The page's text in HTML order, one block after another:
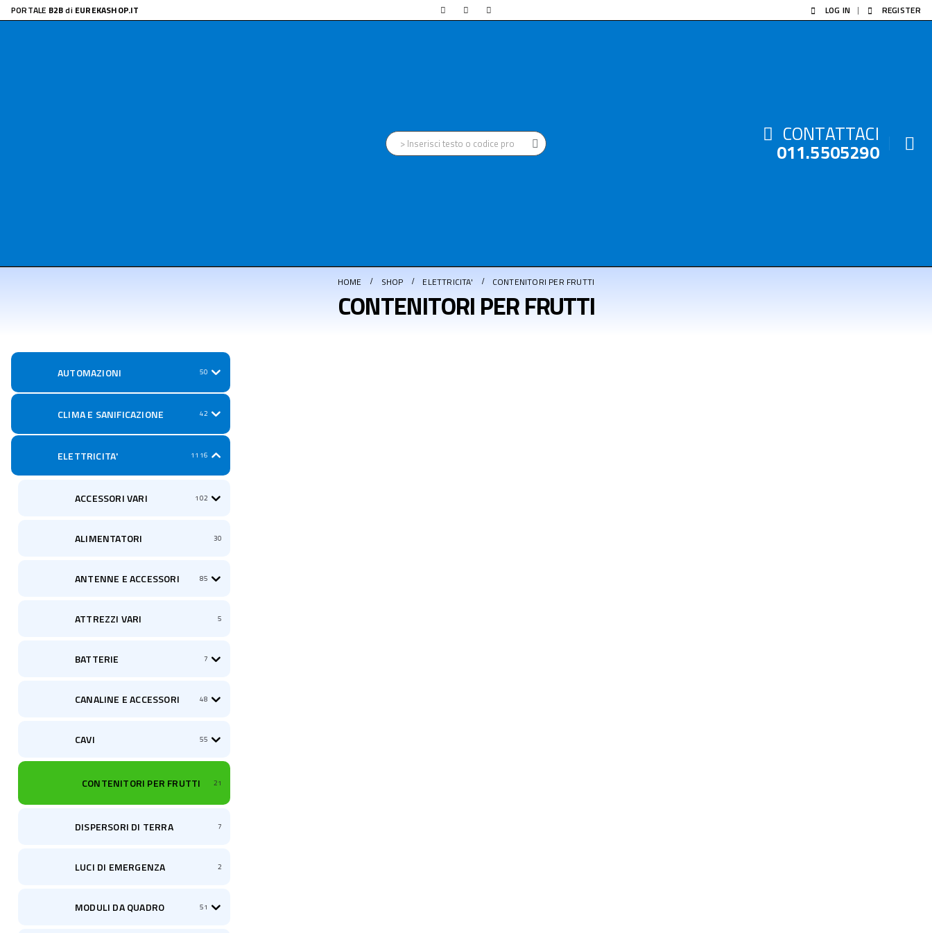
PORTALE B2Bdi EUREKASHOP.IT LOG IN REGISTER
CONTATTACI
011.5505290
HOME SHOP ELETTRICITA' CONTENITORI PER FRUTTI
CONTENITORI PER FRUTTI
AUTOMAZIONI 50
CLIMA E SANIFICAZIONE 42
ELETTRICITA' 1116
ACCESSORI VARI 102
ALIMENTATORI 30
ANTENNE E ACCESSORI 85
ATTREZZI VARI 5
BATTERIE 7
CANALINE E ACCESSORI 48
CAVI 55
CONTENITORI PER FRUTTI 21
DISPERSORI DI TERRA 7
LUCI DI EMERGENZA 2
MODULI DA QUADRO 51